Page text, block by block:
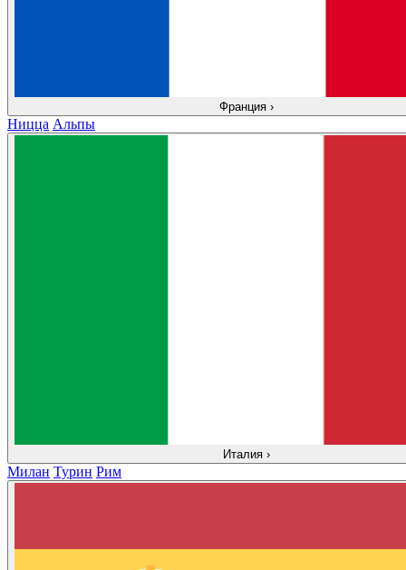
Франция ›
Ницца Альпы
Италия ›
Милан Турин Рим